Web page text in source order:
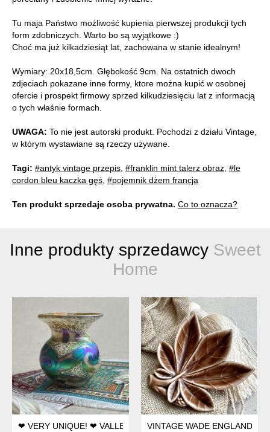
Tu maja Państwo możliwość kupienia pierwszej produkcji tych
form zdobniczych. Warto bo są wyjątkowe :)
Choć ma już kilkadziesiąt lat, zachowana w stanie idealnym!
Wymiary: 20x18,5cm. Głębokość 9cm. Na ostatnich dwoch
zdjeciach pokazane inne formy, ktore można kupić w osobnej
ofercie i prospekt firmowy sprzed kilkudziesięciu lat z informacją
o tych właśnie formach.
UWAGA: To nie jest autorski produkt. Pochodzi z działu Vintage,
w którym wystawiane są rzeczy używane.
Tagi: #antyk vintage przepis #franklin mint talerz obraz #le
cordon bleu kaczka gęś #pojemnik dżem francja
Ten produkt sprzedaje osoba prywatna. Co to oznacza?
Inne produkty sprzedawcy Sweet
Home
❤ VERY UNIQUE! ❤ VALLETTA GLASS - PAUL SAID ❤ VINTAGE
VINTAGE WADE ENGLAND